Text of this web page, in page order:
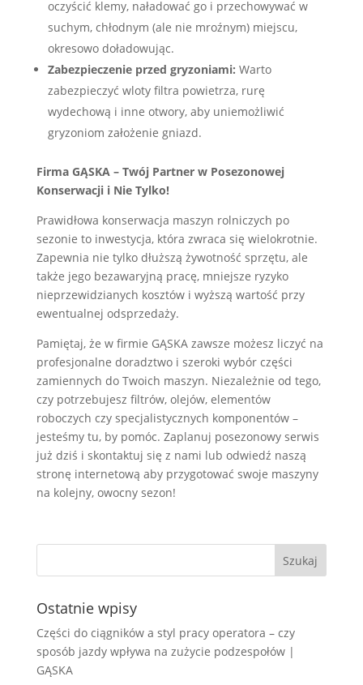
oczyścić klemy, naładować go i przechowywać w
suchym, chłodnym (ale nie mroźnym) miejscu,
okresowo doładowując.
Zabezpieczenie przed gryzoniami: Warto
zabezpieczyć wloty filtra powietrza, rurę
wydechową i inne otwory, aby uniemożliwić
gryzoniom założenie gniazd.
Firma GĄSKA – Twój Partner w Posezonowej
Konserwacji i Nie Tylko!
Prawidłowa konserwacja maszyn rolniczych po
sezonie to inwestycja, która zwraca się wielokrotnie.
Zapewnia nie tylko dłuższą żywotność sprzętu, ale
także jego bezawaryjną pracę, mniejsze ryzyko
nieprzewidzianych kosztów i wyższą wartość przy
ewentualnej odsprzedaży.
Pamiętaj, że w firmie GĄSKA zawsze możesz liczyć na
profesjonalne doradztwo i szeroki wybór części
zamiennych do Twoich maszyn. Niezależnie od tego,
czy potrzebujesz filtrów, olejów, elementów
roboczych czy specjalistycznych komponentów –
jesteśmy tu, by pomóc. Zaplanuj posezonowy serwis
już dziś i skontaktuj się z nami lub odwiedź naszą
stronę internetową aby przygotować swoje maszyny
na kolejny, owocny sezon!
Ostatnie wpisy
Części do ciągników a styl pracy operatora – czy
sposób jazdy wpływa na zużycie podzespołów |
GĄSKA